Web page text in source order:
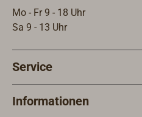
Mo - Fr 9 - 18 Uhr
Sa 9 - 13 Uhr
Service
Informationen